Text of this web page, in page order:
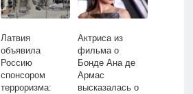
Латвия
объявила
Россию
спонсором
терроризма:
Актриса из
фильма о
Бонде Ана де
Армас
высказалась о